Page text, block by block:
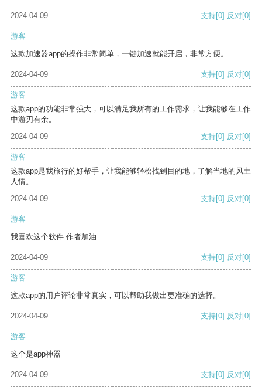
2024-04-09 支持[0] 反对[0]
游客
这款加速器app的操作非常简单，一键加速就能开启，非常方便。
2024-04-09 支持[0] 反对[0]
游客
这款app的功能非常强大，可以满足我所有的工作需求，让我能够在工作
中游刃有余。
2024-04-09
支持[0] 反对[0]
游客
这款app是我旅行的好帮手，让我能够轻松找到目的地，了解当地的风土
人情。
2024-04-09
支持[0] 反对[0]
游客
我喜欢这个软件 作者加油
2024-04-09 支持[0] 反对[0]
游客
这款app的用户评论非常真实，可以帮助我做出更准确的选择。
2024-04-09 支持[0] 反对[0]
游客
这个是app神器
2024-04-09 支持[0] 反对[0]